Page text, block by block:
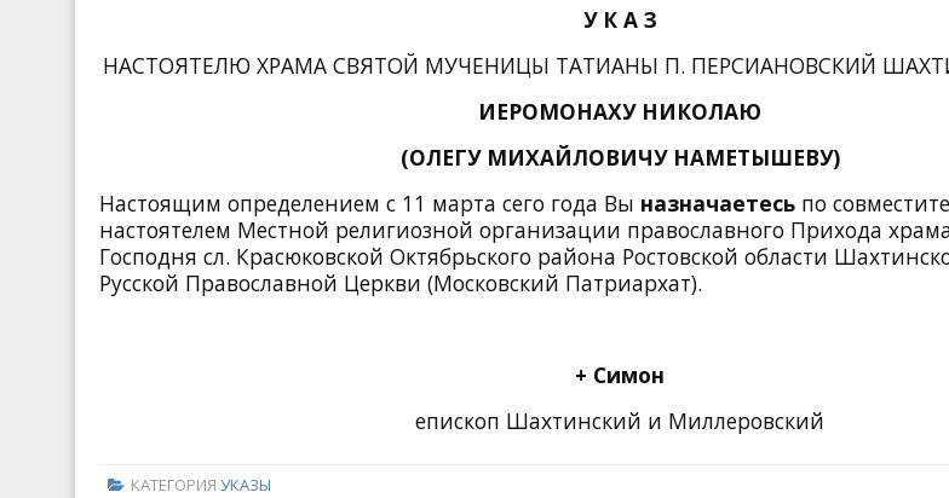
У К А З
НАСТОЯТЕЛЮ ХРАМА СВЯТОЙ МУЧЕНИЦЫ ТАТИАНЫ П. ПЕРСИАНОВСКИЙ
ИЕРОМОНАХУ НИКОЛАЮ
(ОЛЕГУ МИХАЙЛОВИЧУ НАМЕТЫШЕВУ)
Настоящим определением с 11 марта сего года Вы назначаетесь по
настоятелем Местной религиозной организации православного Прихода
Господня сл. Красюковской Октябрьского района Ростовской области
Русской Православной Церкви (Московский Патриархат).
+ Симон
епископ Шахтинский и Миллеровский
КАТЕГОРИЯ УКАЗЫ